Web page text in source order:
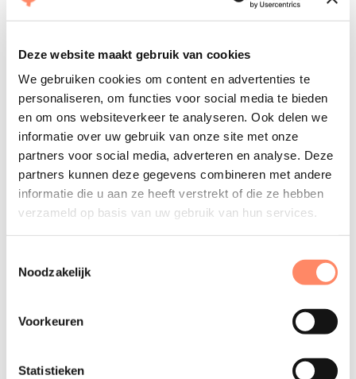
Deze website maakt gebruik van cookies
We gebruiken cookies om content en advertenties te
personaliseren, om functies voor social media te bieden
en om ons websiteverkeer te analyseren. Ook delen we
informatie over uw gebruik van onze site met onze
partners voor social media, adverteren en analyse. Deze
partners kunnen deze gegevens combineren met andere
informatie die u aan ze heeft verstrekt of die ze hebben
verzameld op basis van uw gebruik van hun services.
Noodzakelijk
Voorkeuren
Statistieken
aanvragen bij werkgever.
Als je als werkgever de werknemer toestemming geeft
om op vakantie te gaan, is het van belang dat je de
werknemereerst schriftelijk laat instemmen dat deze
vakantiedagen afgetrokken worden van het vakantiesaldo.
De vakantiedagen mogen alleen afgeschreven worden
van hetbovenwettelijke deel.
heeft de werknemer 20 wettelijke en 5 bovenwettelijke
bovenwettelijke vakantiedagen aftrekken van het
vakantiesaldo, uiteraard na schriftelijke instemming van
de werknemer, voorafgaand aan de vakantie. De overige